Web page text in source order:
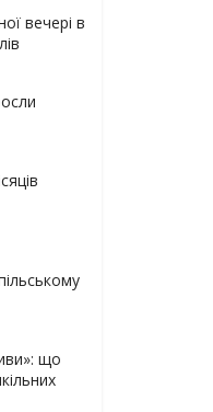
вечері в
що